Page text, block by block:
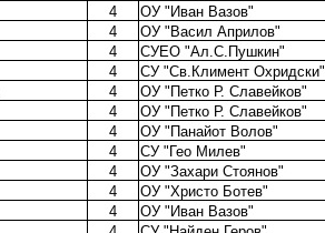
4 ОУ "Иван Вазов"
4 ОУ "Васил Априлов"
4 СУЕО "Ал.С.Пушкин"
4 СУ "Св.Климент Охридски"
4 ОУ "Петко Р. Славейков"
4 ОУ "Петко Р. Славейков"
4 ОУ "Панайот Волов"
4 СУ "Гео Милев"
4 ОУ "Захари Стоянов"
4 ОУ "Христо Ботев"
4 ОУ "Иван Вазов"